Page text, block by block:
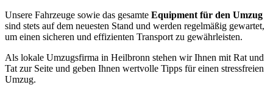
Unsere Fahrzeuge sowie das gesamte Equipment für den Umzug
sind stets auf dem neuesten Stand und werden regelmäßig gewartet,
um einen sicheren und effizienten Transport zu gewährleisten.
Als lokale Umzugsfirma in Heilbronn stehen wir Ihnen mit Rat und
Tat zur Seite und geben Ihnen wertvolle Tipps für einen stressfreien
Umzug.